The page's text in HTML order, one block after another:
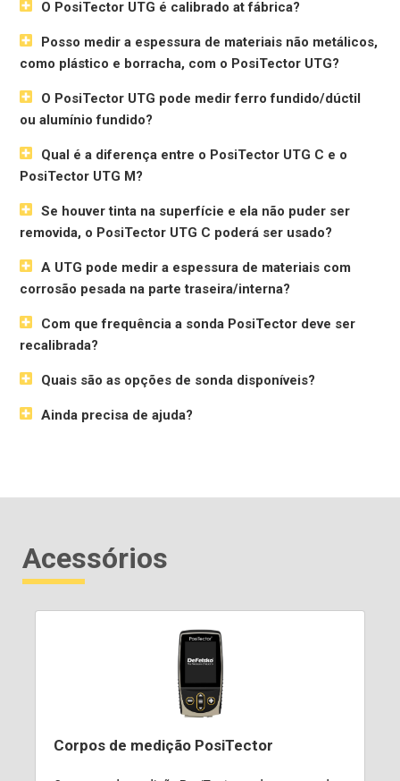
O PosiTector UTG é calibrado at fábrica?
Posso medir a espessura de materiais não metálicos,
como plástico e borracha, com o PosiTector UTG?
O PosiTector UTG pode medir ferro fundido/dúctil
ou alumínio fundido?
Qual é a diferença entre o PosiTector UTG C e o
PosiTector UTG M?
Se houver tinta na superfície e ela não puder ser
removida, o PosiTector UTG C poderá ser usado?
A UTG pode medir a espessura de materiais com
corrosão pesada na parte traseira/interna?
Com que frequência a sonda PosiTector deve ser
recalibrada?
Quais são as opções de sonda disponíveis?
Ainda precisa de ajuda?
Acessórios
Corpos de medição PosiTector